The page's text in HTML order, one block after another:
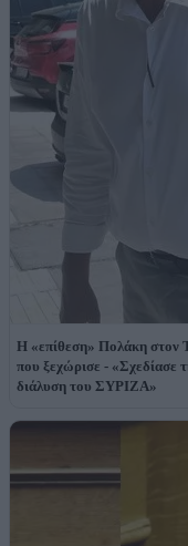
Η «επίθεση» Πολάκη στον
που ξεχώρισε - «Σχεδίασε
διάλυση του ΣΥΡΙΖΑ»